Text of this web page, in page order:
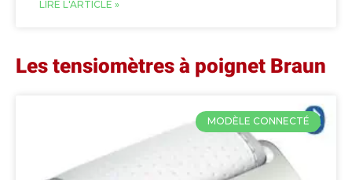
LIRE L'ARTICLE »
Les tensiomètres à poignet Braun
MODÈLE CONNECTÉ